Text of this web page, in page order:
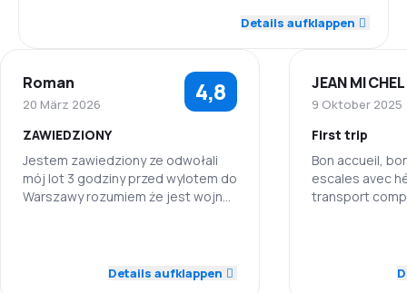
Flugnetz 4,6
Ticketpreise 4,0
Reisekomfort 4,4
Verpflegung
Details aufklappen
Roman
20 März 2026 4,8
ZAWIEDZIONY
Jestem zawiedziony ze odwołali
mój lot 3 godziny przed wylotem do
Warszawy rozumiem że jest wojna
Pünktlichkeit 5,0
Details aufklappen
JEAN
9 Oktober 2025
First trip
Bon accueil,
escales avec
transport
Pünktlichkeit